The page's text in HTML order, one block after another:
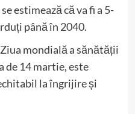
estimează că va fi a 5-
până în 2040.
mondială a sănătății
de 14 martie, este
la îngrijire și